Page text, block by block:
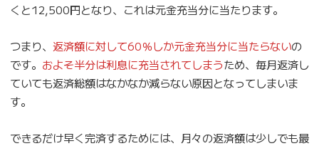
くと12,500円となり、これは元金充当分に当たります。
つまり、 返済額に対して60％しか元金充当分に当たらないの
です。 およそ半分は利息に充当されてしまうため、毎月返済し
ていても返済総額はなかなか減らない原因となってしまいま
す。
できるだけ早く完済するためには、月々の返済額は少しでも最